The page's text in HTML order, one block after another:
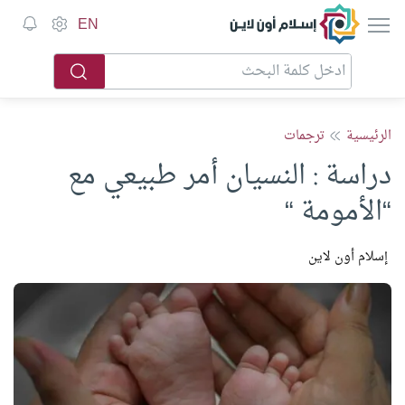
إسلام أون لاين EN
الرئيسية ترجمات
دراسة : النسيان أمر طبيعي مع
“الأمومة “
إسلام أون لاين